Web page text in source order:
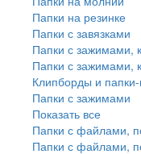
Папки на резинке
Папки с завязками
Папки с зажимами,
Папки с зажимами,
Клипборды и
Папки с зажимами
Показать все
Папки с файлами,
Папки с файлами,